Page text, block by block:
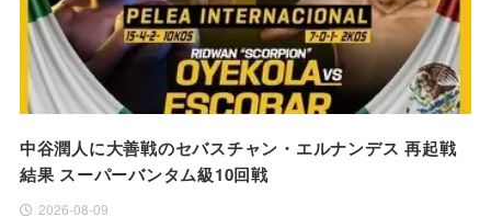
中谷潤人に大善戦のセバスチャン・エルナンデス 再起戦
結果 スーパーバンタム級10回戦
2026-08-09